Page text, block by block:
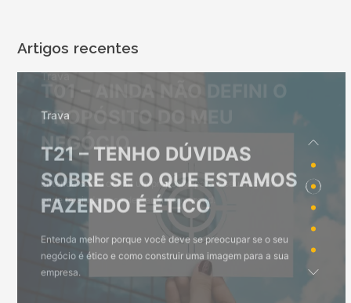
Artigos recentes
T21– TENHO DÚVIDAS
SOBRE SE O QUE ESTAMOS
FAZENDO É ÉTICO
Entenda melhor porque você deve se preocupar se o seu
negócio é ético e como construir uma imagem para a sua
empresa.